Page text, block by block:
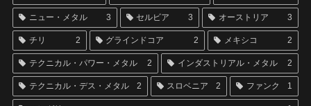
ニュー・メタル 3 セルビア 3 オーストリア 3
チリ 2 グラインドコア 2 メキシコ 2
テクニカル・パワー・メタル 2 インダストリアル・メタル 2
テクニカル・デス・メタル 2 スロベニア 2 ファンク 1